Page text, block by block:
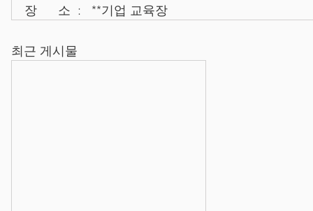
장      소  :   **기업 교육장
최근 게시물